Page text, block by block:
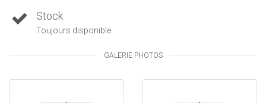
Stock
Toujours disponible.
GALERIE PHOTOS